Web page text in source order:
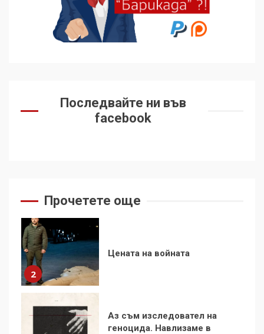
Последвайте ни във
facebook
Прочетете още
Удължаването на „Чат
контрола“ в ЕС е обида за
демокрацията
Фидел Кастро – изкачване
на Черни връх по неговите
стъпки от 1972 г.
2
3
геноцида. Навлизаме в
Съединените щати вече
дори не се преструват, че